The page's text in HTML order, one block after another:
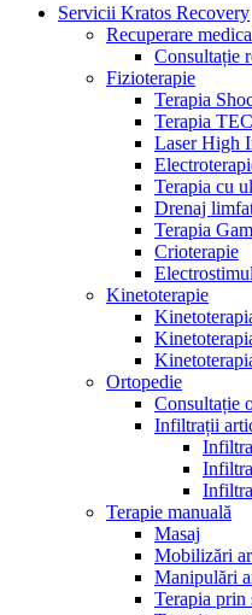
Servicii Kratos Recovery
Recuperare
Consultație
Fizioterapie
Terapia
Terapia
Laser High
Terapia cu
Drenaj
Terapia
Crioterapie
Kinetoterapie
Ortopedie
Consultație
Infiltrații
Terapie manuală
Masaj
Mobilizări
Manipulări
Terapia prin